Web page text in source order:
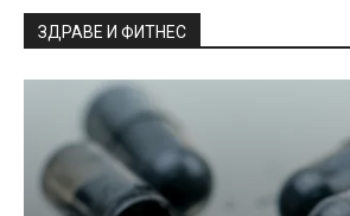
ЗДРАВЕ И ФИТНЕС